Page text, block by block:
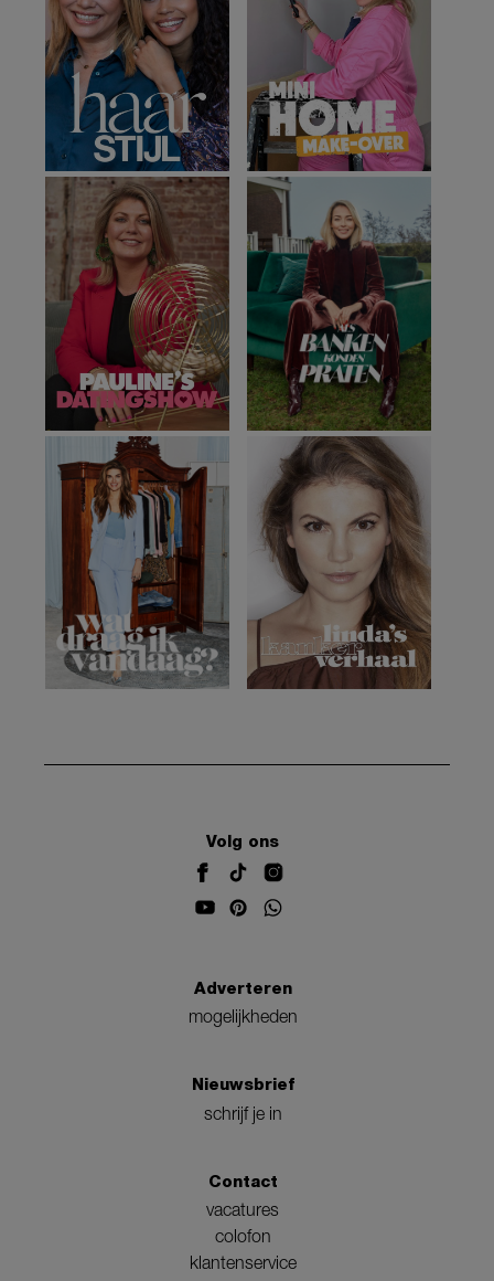
Volg ons
Adverteren
mogelijkheden
Nieuwsbrief
schrijf je in
Contact
vacatures
colofon
klantenservice